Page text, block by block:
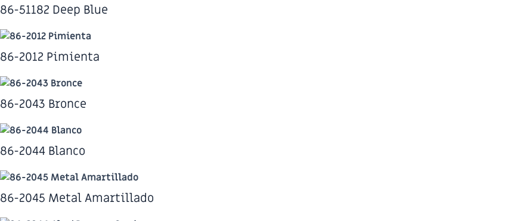
86-51182 Deep Blue
86-2012 Pimienta
86-2043 Bronce
86-2044 Blanco
86-2045 Metal Amartillado